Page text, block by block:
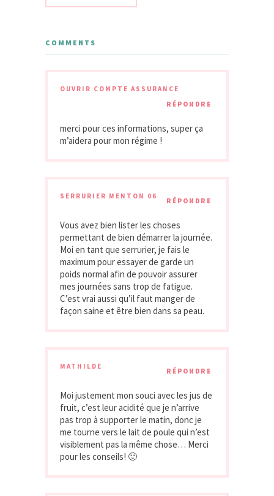
COMMENTS
OUVRIR COMPTE ASSURANCE
RÉPONDRE
merci pour ces informations, super ça
m’aidera pour mon régime !
SERRURIER MENTON 06
RÉPONDRE
Vous avez bien lister les choses
permettant de bien démarrer la journée.
Moi en tant que serrurier, je fais le
maximum pour essayer de garde un
poids normal afin de pouvoir assurer
mes journées sans trop de fatigue.
C’est vrai aussi qu’il faut manger de
façon saine et être bien dans sa peau.
MATHILDE
RÉPONDRE
Moi justement mon souci avec les jus de
fruit, c’est leur acidité que je n’arrive
pas trop à supporter le matin, donc je
me tourne vers le lait de poule qui n’est
visiblement pas la même chose… Merci
pour les conseils! 🙂